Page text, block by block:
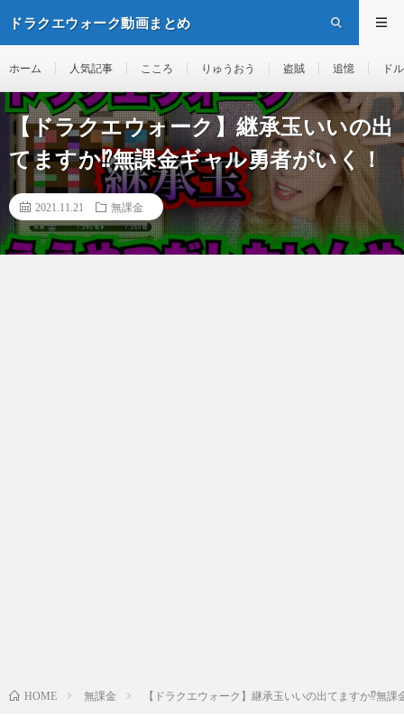
ドラクエウォーク動画まとめ
ホーム 人気記事 こころ りゅうおう 盗賊 追憶 ド
【ドラクエウォーク】継承玉いいの出
てますか⁉︎無課金ギャル勇者がいく！
2021.11.21 無課金
HOME 無課金 【ドラクエウォーク】継承玉いいの出てますか⁉︎無